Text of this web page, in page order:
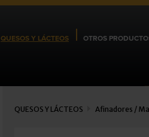
QUESOS Y LÁCTEOS OTROS
QUESOS Y LÁCTEOS Afinadores /